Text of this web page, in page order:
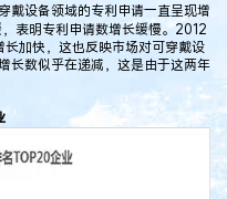
设备领域的专利申请一直呈现增
表明专利申请数增长缓慢。2012
加快，这也反映市场对可穿戴设
长数似乎在递减，这是由于这两年